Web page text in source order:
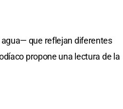
que reflejan diferentes
propone una lectura de la